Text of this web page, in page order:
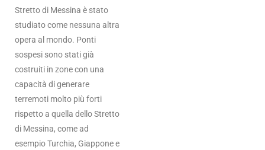
Stretto di Messina è stato
studiato come nessuna altra
opera al mondo. Ponti
sospesi sono stati già
costruiti in zone con una
capacità di generare
terremoti molto più forti
rispetto a quella dello Stretto
di Messina, come ad
esempio Turchia, Giappone e